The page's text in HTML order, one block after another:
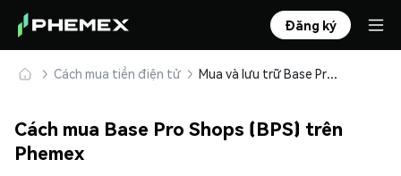
Đăng ký
Cách mua tiền điện tử Mua và lưu trữ Base Pro Shops (BPS) an toàn
Cách mua Base Pro Shops (BPS) trên
Phemex